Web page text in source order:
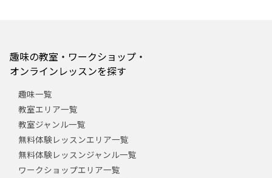
趣味の教室・ワークショップ・
オンラインレッスンを探す
趣味一覧
教室エリア一覧
教室ジャンル一覧
無料体験レッスンエリア一覧
無料体験レッスンジャンル一覧
ワークショップエリア一覧